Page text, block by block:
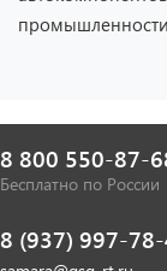
8 800 550-87-
Бесплатно по России
8 (937) 997-